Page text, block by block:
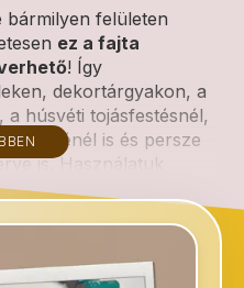
bármilyen felületen
ez a fajta
! Így
dekortárgyakon, a
húsvéti tojásfestésnél,
is és persze
is. Használatuk
lenyűgöző!